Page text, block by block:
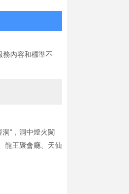
務內容和標準不
”，洞中燈火闌
龍王聚會廳、天仙